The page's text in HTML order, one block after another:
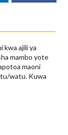
kwa ajili ya
mambo yote
maoni
watu. Kuwa